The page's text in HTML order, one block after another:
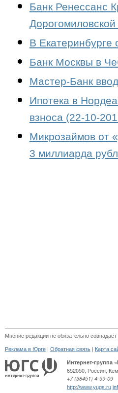
Банк Ренессанс
В
Банк Москвы в
Мастер-Банк
Ипотека в
взноса (22-10-
Микрозаймов от
3 миллиарда
Мнение редакции не обязательно
Реклама в Юрге| Обратная связь| Карта
Интернет-группа
652050, Россия,
+7 (38451) 4-99-09
http://www.yugs.ru